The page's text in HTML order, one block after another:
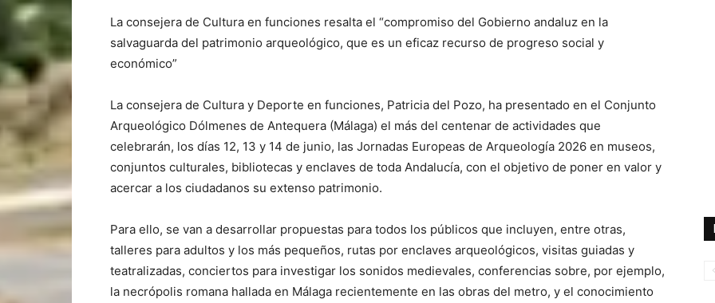
La consejera de Cultura en funciones resalta el “compromiso del Gobierno andaluz en la
salvaguarda del patrimonio arqueológico, que es un eficaz recurso de progreso social y
económico”
La consejera de Cultura y Deporte en funciones, Patricia del Pozo, ha presentado en el Conjunto
Arqueológico Dólmenes de Antequera (Málaga) el más del centenar de actividades que
celebrarán, los días 12, 13 y 14 de junio, las Jornadas Europeas de Arqueología 2026 en museos,
conjuntos culturales, bibliotecas y enclaves de toda Andalucía, con el objetivo de poner en valor y
acercar a los ciudadanos su extenso patrimonio.
Para ello, se van a desarrollar propuestas para todos los públicos que incluyen, entre otras,
talleres para adultos y los más pequeños, rutas por enclaves arqueológicos, visitas guiadas y
teatralizadas, conciertos para investigar los sonidos medievales, conferencias sobre, por ejemplo,
la necrópolis romana hallada en Málaga recientemente en las obras del metro, y el conocimiento